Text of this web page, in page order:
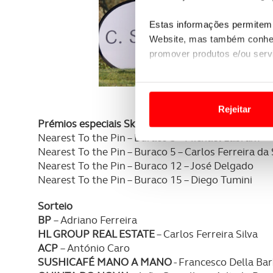
Estas informações
Website, mas também
promover produtos e/ou
Usamos cookies para
funcionalidades de redes
Adicionalmente partilhamos
e organizações na UE e em
consentimento e quando tal
Realçamos que o bloqueio
Rejeitar
Prémios especiais Skills
Nearest To the Pin – Buraco 3 – Michael Labram
Nearest To the Pin – Buraco 5 – Carlos Ferreira da
Nearest To the Pin – Buraco 12 – José Delgado
Nearest To the Pin – Buraco 15 – Diego Tumini
Sorteio
BP– Adriano Ferreira
HL GROUP REAL ESTATE– Carlos Ferreira Silva
ACP– António Caro
SUSHICAFÉ MANO A MANO- Francesco Della